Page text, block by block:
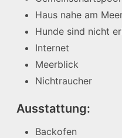
Haus nahe am
Hunde sind nicht
Internet
Meerblick
Nichtraucher
Ausstattung:
Backofen